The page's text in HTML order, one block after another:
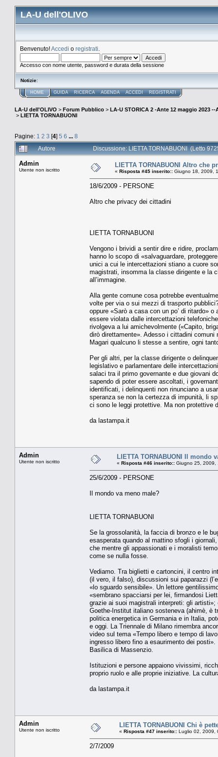
LA-U dell'OLIVO
Benvenuto!Accedi o registrati
Accesso con nome utente, password e durata della sessione
Notizie:
HOME GUIDA RICERCA AGENDA ACCEDI REGISTRATI
LA-U dell'OLIVO > Forum Pubblico > LA-U STORICA 2 -Ante 12 maggio 2023 --
> LIETTA TORNABUONI
Pagine: 1 2 3 [4] 5 6 ... 8
Autore
Discussione: LIETTA TORNABUONI (Letto
Admin
Utente non iscritto
LIETTA TORNABUONI Altro che
« Risposta #45 inserito:: Giugno 18, 2009,
18/6/2009 - PERSONE
Altro che privacy dei cittadini
LIETTA TORNABUONI
Vengono i brividi a sentir dire e ridire,
hanno lo scopo di «salvaguardare,
unici a cui le intercettazioni stiano a cuore
magistrati, insomma la classe dirigente e la
all’immagine.
Alla gente comune cosa potrebbe
volte per via o sui mezzi di trasporto
oppure «Sarò a casa con un po’ di ritardo»
essere violata dalle intercettazioni
rivolgeva a lui amichevolmente («Capito,
dirò direttamente». Adesso i cittadini
Magari qualcuno li stesse a sentire, ogni
Per gli altri, per la classe dirigente o
legislativo e parlamentare delle
salaci tra il primo governante e due giovani
sapendo di poter essere ascoltati, i
identificati, i delinquenti non rinunciano a
speranza se non la certezza di impunità, li
ci sono le leggi protettive. Ma non protettive
da lastampa.it
Admin
Utente non iscritto
LIETTA TORNABUONI Il mondo
« Risposta #46 inserito:: Giugno 25, 2009,
25/6/2009 - PERSONE
Il mondo va meno male?
LIETTA TORNABUONI
Se la grossolanità, la faccia di bronzo e le
esasperata quando al mattino sfogli i
che mentre gli appassionati e i moralisti
come se nulla fosse.
Vediamo. Tra biglietti e cartoncini, il centro
(il vero, il falso), discussioni sui paparazzi
«lo sguardo sensibile». Un lettore
«sembrano spacciarsi per lei, firmandosi
grazie ai suoi magistrali interpreti: gli
Goethe-Institut italiano sosteneva (ahimè, è
politica energetica in Germania e in Italia,
e oggi. La Triennale di Milano rimembra
video sul tema «Tempo libero e tempo di
ingresso libero fino a esaurimento dei
Basilica di Massenzio.
Istituzioni e persone appaiono vivissimi,
proprio ruolo e alle proprie iniziative. La
da lastampa.it
Admin
Utente non iscritto
LIETTA TORNABUONI Chi è
« Risposta #47 inserito:: Luglio 02, 2009,
2/7/2009